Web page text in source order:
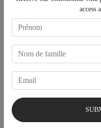
Système audio
access